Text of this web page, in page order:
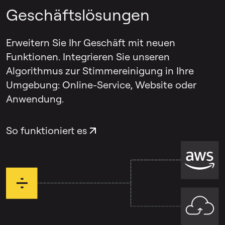
neben der Stimme zu hören sind, wie
beispielsweise Umgebungsgeräusche,
Musik oder Mikrofonartefakte.
Echo & Nachhall Removerkonzentriert sich
speziell auf Raumecho und Nachhall, die
die Stimme selbst beeinflussen. Bei
auftreten, können Sie jedes Tool separat
einsetzen.
Geschäftslösungen
Erweitern Sie Ihr Geschäft mit neuen
Funktionen. Integrieren Sie unseren
Algorithmus zur Stimmereinigung in Ihre
Umgebung: Online-Service, Website oder
Anwendung.
So funktioniert es